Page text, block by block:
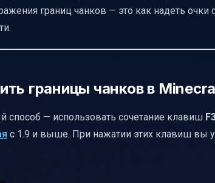
границ чанков — это как надеть
границы чанков в
способ — использовать сочетание клавиш
с 1.9 и выше. При нажатии этих клавиш вы